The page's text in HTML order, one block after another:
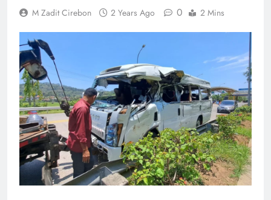
M Zadit Cirebon 2 Years Ago 0 2 Mins